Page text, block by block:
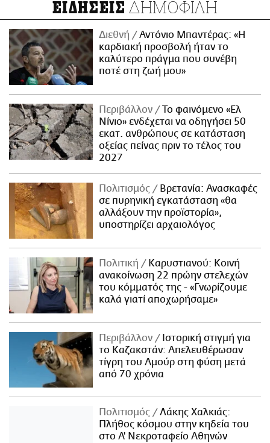
ΕΙΔΗΣΕΙΣ ΔΗΜΟΦΙΛΗ
Διεθνή
Αντόνιο Μπαντέρας: «Η
καρδιακή προσβολή ήταν το
καλύτερο πράγμα που συνέβη
ποτέ στη ζωή μου»
Περιβάλλον
Το φαινόμενο «Ελ
Νίνιο» ενδέχεται να οδηγήσει 50
εκατ. ανθρώπους σε κατάσταση
οξείας πείνας πριν το τέλος του
2027
Πολιτισμός
Βρετανία: Ανασκαφές
σε πυρηνική εγκατάσταση «θα
αλλάξουν την προϊστορία»,
υποστηρίζει αρχαιολόγος
Πολιτική
Καρυστιανού: Κοινή
ανακοίνωση 22 πρώην στελεχών
του κόμματός της - «Γνωρίζουμε
καλά γιατί αποχωρήσαμε»
Περιβάλλον
Ιστορική στιγμή για
το Καζακστάν: Απελευθέρωσαν
τίγρη του Αμούρ στη φύση μετά
από 70 χρόνια
Πολιτισμός
Λάκης Χαλκιάς:
Πλήθος κόσμου στην κηδεία του
στο Α' Νεκροταφείο Αθηνών